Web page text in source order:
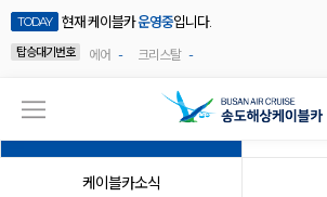
TODAY 현재 케이블카운영중입니다.
탑승대기번호
에어 - 크리스탈 -
케이블카소식